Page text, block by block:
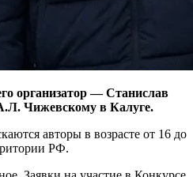
организатор — Станислав
Чижевскому в Калуге.
авторы в возрасте от 16 до
РФ.